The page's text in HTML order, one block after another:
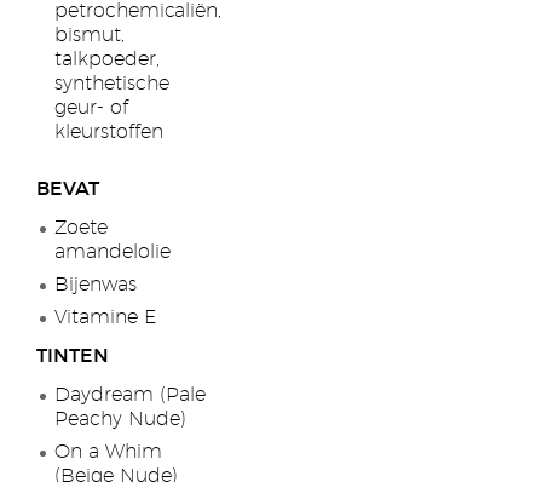
petrochemicaliën,
bismut,
talkpoeder,
synthetische
geur- of
kleurstoffen
BEVAT
Zoete
amandelolie
Bijenwas
Vitamine E
TINTEN
Daydream (Pale
Peachy Nude)
On a Whim
(Beige Nude)